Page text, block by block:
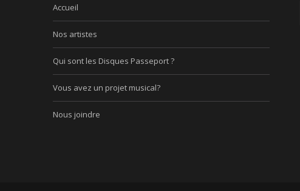
Accueil
Nos artistes
Qui sont les Disques Passeport ?
Vous avez un projet musical?
Nous joindre